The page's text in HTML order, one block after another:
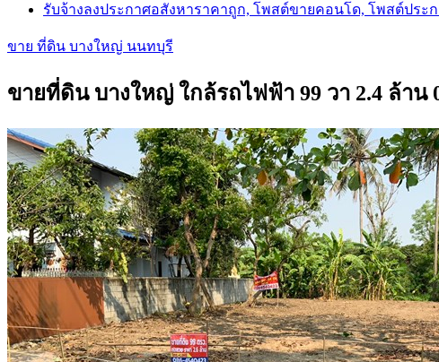
รับจ้างลงประกาศอสังหาราคาถูก, โพสต์ขายคอนโด, โพสต์ประ
ขาย ที่ดิน บางใหญ่ นนทบุรี
ขายที่ดิน บางใหญ่ ใกล้รถไฟฟ้า 99 วา 2.4 ล้าน